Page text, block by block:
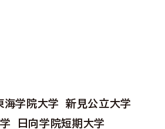
海学院大学
新見公立大学
日向学院短期大学